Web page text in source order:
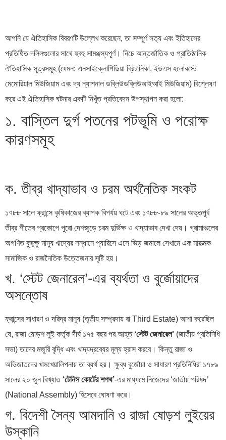
আপনি যে ঐতিহাসিক বিবরণটি উল্লেখ করেছেন, তা সম্পূর্ণ সত্য এবং ইতিহাসের
প্রতিষ্ঠিত দলিলগুলোর সাথে হুবহু সামঞ্জস্যপূর্ণ। নিচে আন্তর্জাতিক ও প্রাতিষ্ঠানিক
ঐতিহাসিক সূত্রসমূহ (যেমন: এনসাইক্লোপিডিয়া ব্রিটানিকা, ইউএস হলোকাস্ট
মেমোরিয়াল মিউজিয়াম এবং দ্য ন্যাশনাল ডব্লিউডব্লিউআইআই মিউজিয়াম) বিশ্লেষণ
করে এই ঐতিহাসিক ঘটনার একটি নিখুঁত প্রতিবেদন উপস্থাপন করা হলো:
১. বাস্তিল দুর্গ পতনের পটভূমি ও পরোক্ষ
কারণসমূহ
ক. তীব্র খাদ্যাভাব ও চরম অর্থনৈতিক সংকট
১৭৮৮ সালে ফ্রান্সে কৃষিকাজের ব্যাপক বিপর্যয় ঘটে এবং ১৭৮৮-৮৯ সালের অভূতপূর্ব
তীব্র শীতের প্রকোপে পুরো দেশজুড়ে চরম দুর্ভিক্ষ ও খাদ্যাভাব দেখা দেয়। গ্রামাঞ্চলের
অগণিত বুভুক্ষু মানুষ খাদ্যের সন্ধানে প্যারিসে এসে ভিড় জমালে সেখানে এক মারাত্মক
সামাজিক ও রাজনৈতিক উত্তেজনার সৃষ্টি হয়।
খ. ‘স্টেট জেনারেল’-এর ব্যর্থতা ও বুর্জোয়াদের
অসন্তোষ
ফ্রান্সের সাধারণ ও দরিদ্র মানুষ (তৃতীয় সম্প্রদায় বা Third Estate) আশা করেছিল
যে, রাজা ষোড়শ লুই কর্তৃক দীর্ঘ ১৭৫ বছর পর আহূত ‘স্টেট জেনারেল’ (জাতীয় প্রতিনিধি
সভা) তাদের মজুরি বৃদ্ধি এবং খাদ্যদ্রব্যের মূল্য হ্রাস করবে। কিন্তু রাজা ও
অভিজাতদের খামখেয়ালিপনায় তা ব্যর্থ হয়। ক্ষুব্ধ বুর্জোয়া ও সাধারণ প্রতিনিধিরা ১৭৮৯
সালের ২০ জুন বিখ্যাত ‘টেনিস কোর্টের শপথ’-এর মাধ্যমে নিজেদের ‘জাতীয় পরিষদ’
(National Assembly) হিসেবে ঘোষণা করে।
গ. বিদেশী সৈন্য আমদানি ও রাজা ষোড়শ লুইয়ের
উস্কানি